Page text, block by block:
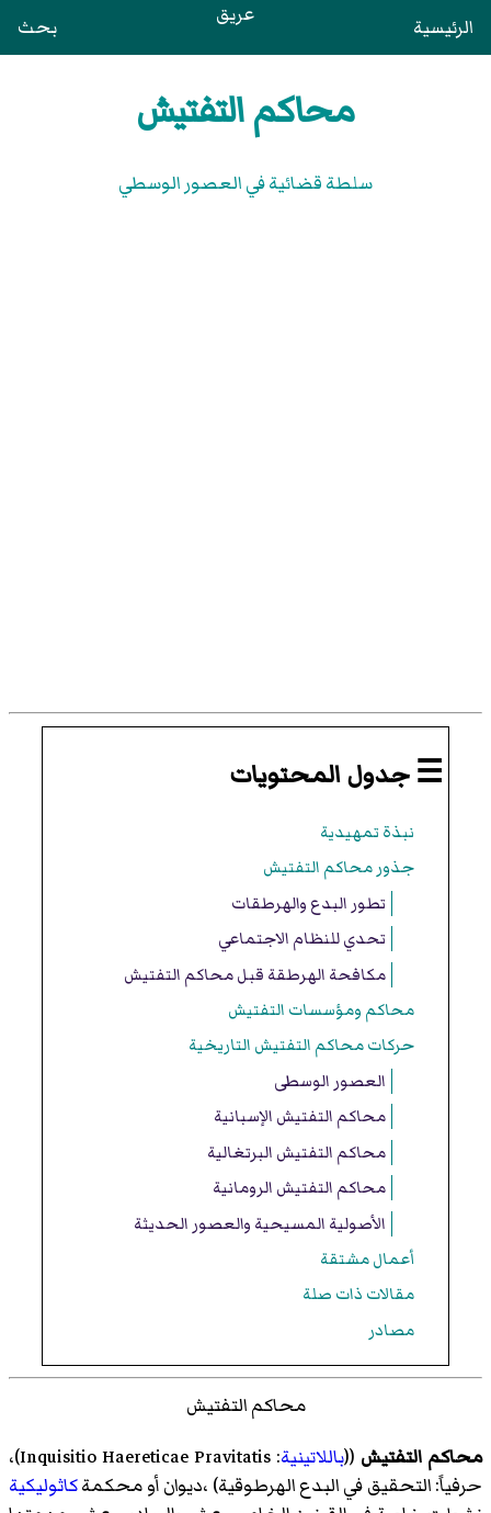
الرئيسية عريق بحث
محاكم التفتيش
سلطة قضائية في العصور الوسطي
☰ جدول المحتويات
نبذة تمهيدية
جذور محاكم التفتيش
تطور البدع والهرطقات
تحدي للنظام الاجتماعي
مكافحة الهرطقة قبل محاكم التفتيش
محاكم ومؤسسات التفتيش
حركات محاكم التفتيش التاريخية
العصور الوسطى
محاكم التفتيش الإسبانية
محاكم التفتيش البرتغالية
محاكم التفتيش الرومانية
الأصولية المسيحية والعصور الحديثة
أعمال مشتقة
مقالات ذات صلة
مصادر
محاكم التفتيش
محاكم التفتيش ((باللاتينية:
Inquisitio Haereticae Pravitatis)،
حرفياً: التحقيق في البدع الهرطوقية) ،ديوان أو محكمةكاثوليكية